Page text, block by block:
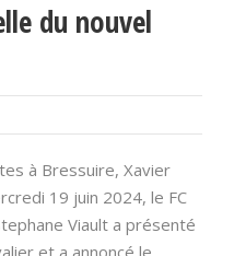
du nouvel
à Bressuire, Xavier
19 juin 2024, le FC
Viault a présenté